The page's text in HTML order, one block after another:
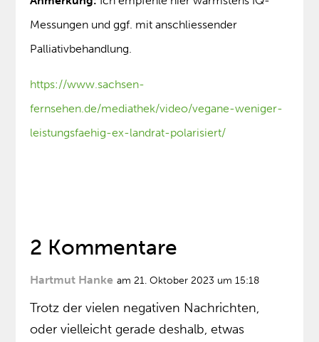
Messungen und ggf. mit anschliessender
Palliativbehandlung.
https://www.sachsen-
fernsehen.de/mediathek/video/vegane-weniger-
leistungsfaehig-ex-landrat-polarisiert/
2 Kommentare
Hartmut Hanke am 21. Oktober 2023 um 15:18
Trotz der vielen negativen Nachrichten,
oder vielleicht gerade deshalb, etwas